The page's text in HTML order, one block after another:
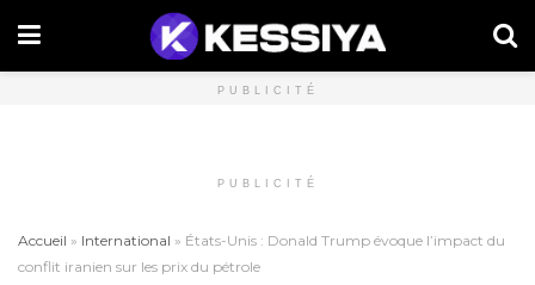
PUBLICITÉ
PUBLICITÉ
Accueil » International » États-Unis : Donald Trump évoque l’impact du
conflit iranien sur les prix du pétrole